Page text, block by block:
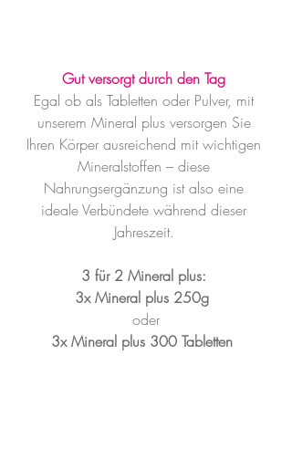
Gut versorgt durch den Tag
Egal ob als Tabletten oder Pulver, mit
unserem Mineral plus versorgen Sie
Ihren Körper ausreichend mit wichtigen
Mineralstoffen – diese
Nahrungsergänzung ist also eine
ideale Verbündete während dieser
Jahreszeit.
3 für 2 Mineral plus:
3x Mineral plus 250g
oder
3x Mineral plus 300 Tabletten